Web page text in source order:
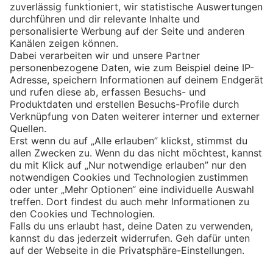
Eishockey
Impressum